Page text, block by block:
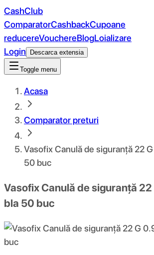
CashClub
ComparatorCashbackCupoane
reducereVouchereBlogLoializare
Login
Descarca extensia
Toggle menu
Acasa
Comparator preturi
Vasofix Canulă de siguranță 22
50 buc
Vasofix Canulă de siguranță
bla 50 buc